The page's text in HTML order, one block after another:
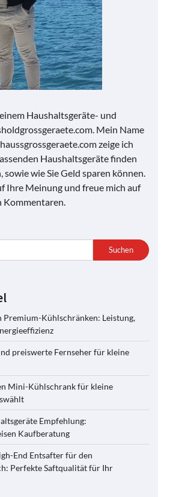
Haushaltsgeräte- und
Mein Name
zeige ich
Haushaltsgeräte finden
sowie wie Sie Geld sparen können.
Ihre Meinung und freue mich auf
Kommentaren.
Suchen
Premium-Kühlschränken: Leistung,
preiswerte Fernseher für kleine
Mini-Kühlschrank für kleine
Empfehlung:
Kaufberatung
End Entsafter für den
Perfekte Saftqualität für Ihr